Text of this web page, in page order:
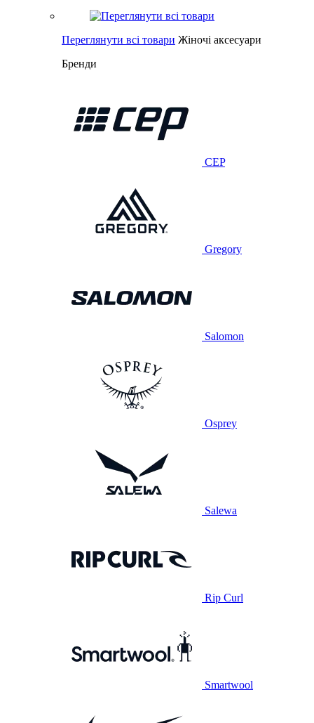
Переглянути всі товари Жіночі аксесуари
Бренди
CEP
Gregory
Salomon
Osprey
Salewa
Rip Curl
Smartwool